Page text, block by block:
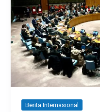
Berita Internasional